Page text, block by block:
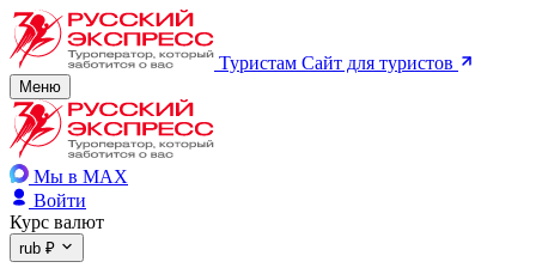
Туристам Сайт для туристов
Меню
Мы в MAX
Войти
Курс валют
rub ₽